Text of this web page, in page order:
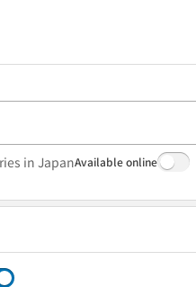
in JapanAvailable online